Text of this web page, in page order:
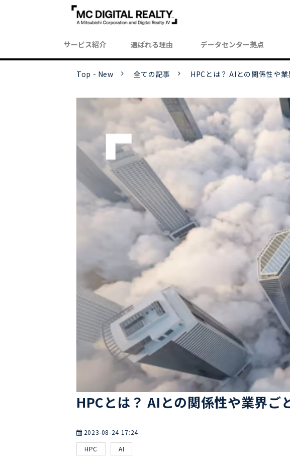
サービス紹介 選ばれる理由 データセンター拠点
Top - New 全ての記事 HPCとは？ AIとの関係性や
HPCとは？ AIとの関係性や業界ご
2023-08-24 17:24
HPC
AI